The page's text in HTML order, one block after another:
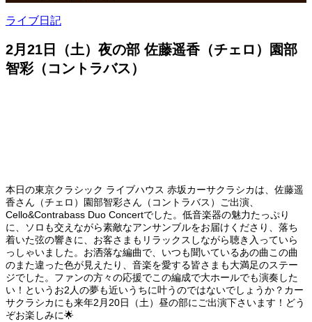
ライブ日記
2月21日（土）夜の部 佐藤遥香（チェロ）園部
智彩（コントラバス）
本日の東京クラシック ライブハウス 赤坂カーサクラシカは、佐藤遥
香さん（チェロ）園部智彩さん（コントラバス）ご出演、
Cello&Contrabass Duo Concertでした。低音楽器の魅力たっぷり
に、ソロも交えながら素敵なアンサンブルをお届けくださり、落ち
着いた弦の響きに、お客さまもリラックスしながら聴き入っていら
っしゃいました。お洒落な編曲で、いつも聞いているあの曲この曲
のまた違った色が見えたり、音楽を愛する皆さまも大満足のステー
ジでした。ファンの方々の応援でこの編成で大ホールでも演奏した
い！というお2人の夢も近いうちに叶うのではないでしょうか？カー
サクラシカにも来年2月20日（土）昼の部にご出演下さいます！どう
ぞお楽しみに🌟